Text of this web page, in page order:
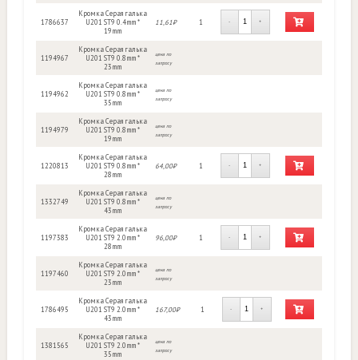
1786637
Кромка Серая галька
U201 ST9 0.4mm *
19mm
11,61₽ 1 - +
1194967
Кромка Серая галька
U201 ST9 0.8mm *
23mm
цена по
запросу
1194962
Кромка Серая галька
U201 ST9 0.8mm *
35mm
цена по
запросу
1194979
Кромка Серая галька
U201 ST9 0.8mm *
19mm
цена по
запросу
1220813
Кромка Серая галька
U201 ST9 0.8mm *
28mm
64,00₽ 1 - +
1332749
Кромка Серая галька
U201 ST9 0.8mm *
43mm
цена по
запросу
1197383
Кромка Серая галька
U201 ST9 2.0mm *
28mm
96,00₽ 1 - +
1197460
Кромка Серая галька
U201 ST9 2.0mm *
23mm
цена по
запросу
1786495
Кромка Серая галька
U201 ST9 2.0mm *
43mm
167,00₽ 1 - +
1381565
Кромка Серая галька
U201 ST9 2.0mm *
35mm
цена по
запросу